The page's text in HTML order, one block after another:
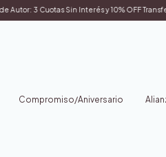
Sin Interés y 10% OFF Transferencia ///
Compromiso/Aniversario